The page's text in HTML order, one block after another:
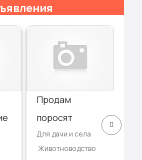
Продам
поросят
Для дачи и села
Животноводство